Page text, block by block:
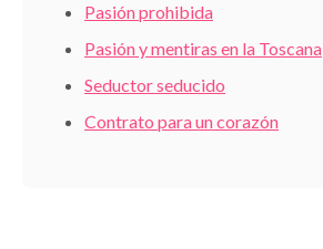
Pasión prohibida
Pasión y mentiras en la Toscana
Seductor seducido
Contrato para un corazón